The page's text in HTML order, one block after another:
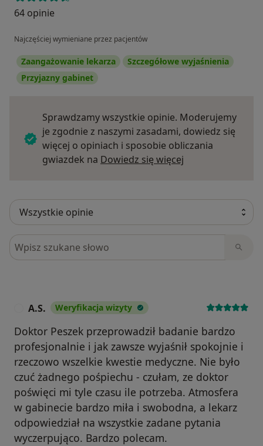
64 opinie
Najczęściej wymieniane przez pacjentów
Zaangażowanie lekarza
Szczegółowe wyjaśnienia
Przyjazny gabinet
Sprawdzamy wszystkie opinie. Moderujemy
je zgodnie z naszymi zasadami, dowiedz się
więcej o opiniach i sposobie obliczania
gwiazdek na Dowiedz się więcej
Szukaj w opiniach
A.S. Weryfikacja wizyty
Doktor Peszek przeprowadził badanie bardzo
profesjonalnie i jak zawsze wyjaśnił spokojnie i
rzeczowo wszelkie kwestie medyczne. Nie było
czuć żadnego pośpiechu - czułam, ze doktor
poświęci mi tyle czasu ile potrzeba. Atmosfera
w gabinecie bardzo miła i swobodna, a lekarz
odpowiedział na wszystkie zadane pytania
wyczerpująco. Bardzo polecam.